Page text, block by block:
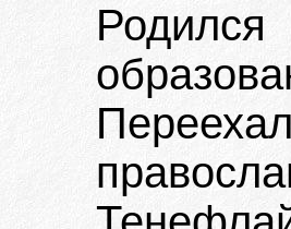
Родился